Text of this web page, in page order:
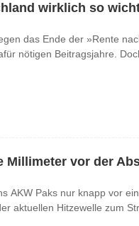
wirklich so
das Ende der »Rente
nötigen Beitragsjahre.
Millimeter vor der
AKW Paks nur knapp vor
aktuellen Hitzewelle zum